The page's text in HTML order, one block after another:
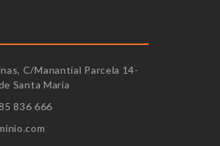
C/Manantial Parcela 14-
Santa María
836 666